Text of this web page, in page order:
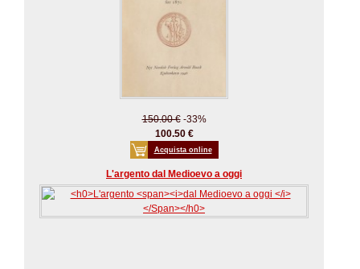
150.00 €-33%
100.50 €
Acquista online
L'argento dal Medioevo a oggi